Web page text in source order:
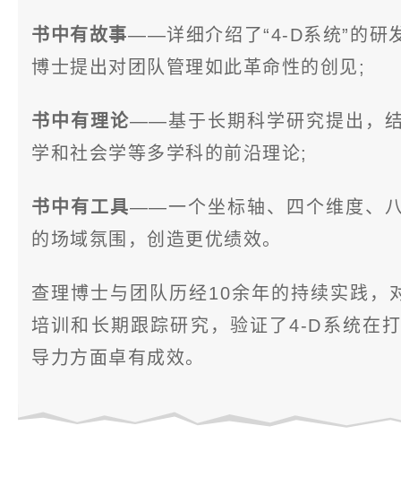
书中有故事——详细介绍了“4-D系统”的研
博士提出对团队管理如此革命性的创见;
书中有理论——基于长期科学研究提出，
学和社会学等多学科的前沿理论;
书中有工具——一个坐标轴、四个维度、
的场域氛围，创造更优绩效。
查理博士与团队历经10余年的持续实践，
培训和长期跟踪研究，验证了4-D系统在
导力方面卓有成效。